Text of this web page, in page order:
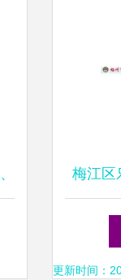
梅江区
发教育
更新时间：